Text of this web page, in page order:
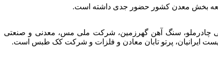
بخش معدن کشور حضور جدی داشته است.
چادرملو، سنگ آهن گهرزمین، شرکت ملی مس، معدنی و صنعتی
ایرانیان، پرتو تابان معادن و فلزات و شرکت کک طبس است.